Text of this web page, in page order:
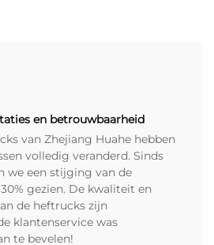
en betrouwbaarheid
van Zhejiang Huahe hebben
volledig veranderd. Sinds
we een stijging van de
gezien. De kwaliteit en
de heftrucks zijn
klantenservice was
te bevelen!